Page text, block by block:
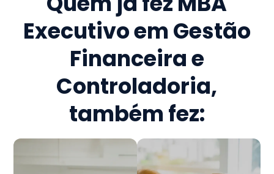
Executivo em Gestão
Financeira e
Controladoria,
também fez: